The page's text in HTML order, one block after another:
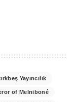
Yayıncılık
of Melniboné